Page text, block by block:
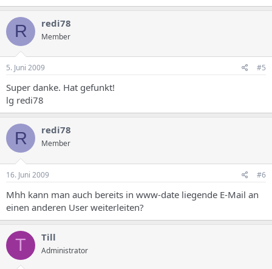
R redi78
Member
5. Juni 2009 #5
Super danke. Hat gefunkt!
lg redi78
R redi78
Member
16. Juni 2009 #6
Mhh kann man auch bereits in www-date liegende E-Mail an
einen anderen User weiterleiten?
T Till
Administrator